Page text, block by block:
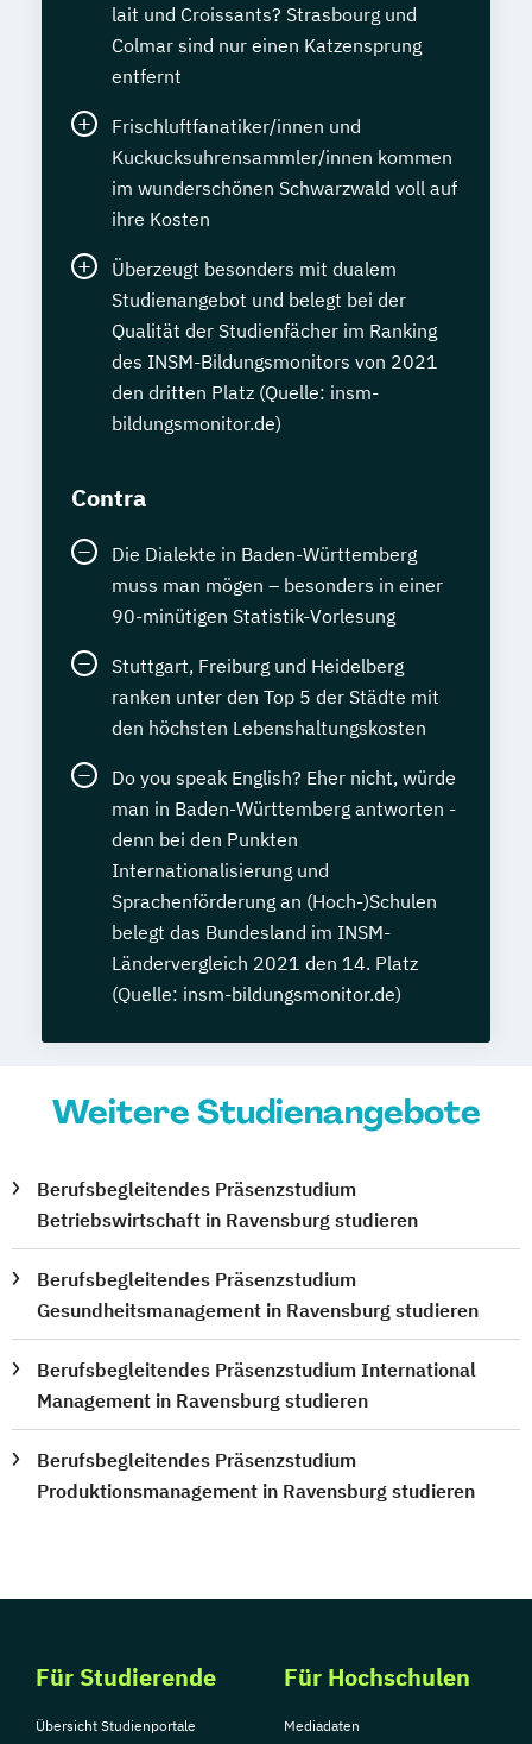
lait und Croissants? Strasbourg und
Colmar sind nur einen Katzensprung
entfernt
Frischluftfanatiker/innen und
Kuckucksuhrensammler/innen kommen
im wunderschönen Schwarzwald voll auf
ihre Kosten
Überzeugt besonders mit dualem
Studienangebot und belegt bei der
Qualität der Studienfächer im Ranking
des INSM-Bildungsmonitors von 2021
den dritten Platz (Quelle: insm-
bildungsmonitor.de)
Contra
Die Dialekte in Baden-Württemberg
muss man mögen – besonders in einer
90-minütigen Statistik-Vorlesung
Stuttgart, Freiburg und Heidelberg
ranken unter den Top 5 der Städte mit
den höchsten Lebenshaltungskosten
Do you speak English? Eher nicht, würde
man in Baden-Württemberg antworten -
denn bei den Punkten
Internationalisierung und
Sprachenförderung an (Hoch-)Schulen
belegt das Bundesland im INSM-
Ländervergleich 2021 den 14. Platz
(Quelle: insm-bildungsmonitor.de)
Weitere Studienangebote
Berufsbegleitendes Präsenzstudium
Betriebswirtschaft in Ravensburg studieren
Berufsbegleitendes Präsenzstudium
Gesundheitsmanagement in Ravensburg studieren
Berufsbegleitendes Präsenzstudium International
Management in Ravensburg studieren
Berufsbegleitendes Präsenzstudium
Produktionsmanagement in Ravensburg studieren
Für Studierende
Übersicht Studienportale
Für Hochschulen
Mediadaten